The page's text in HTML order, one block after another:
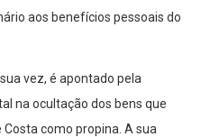
aos benefícios pessoais do
vez, é apontado pela
na ocultação dos bens que
como propina. A sua